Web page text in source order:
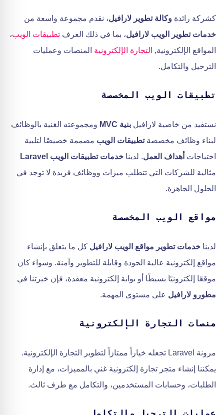
كشركة رائدة وكالة تطوير لارافيل، نقدم مجموعة واسعة من
خدمات تطوير الويب لارافيل، بما في ذلك العرف تطبيقات الويب،
المواقع الإلكترونية, التجارة الإلكترونية المنصات وعمليات
الترحيل والتكامل.
تطبيقات الويب المخصصة
نستفيد من خاصية لارافيل بنية MVC
ومجموعته الغنية بالوظائف
لبناء وظائف مخصصةتطبيقات الويب مصممة خصيصًا لتلبية
احتياجات أهداف العمل. لدينا خدمات تطبيقات الويب Laravel
مثالية للشركات التي تتطلب ميزات ووظائف فريدة لا توجد في
الحلول الجاهزة.
مواقع الويب المخصصة
لدينا خدمات تطوير مواقع الويب لارافيل كل ما يتعلق بإنشاء
مواقع إلكترونية عالية الجودة وقابلة للتطوير وآمنة. وسواء كان
موقعًا إلكترونيًا بسيطًا أو بوابة إلكترونية معقدة، فإن خبرتنا في
مطورو لارافيل على مستوى المهمة.
منصات التجارة الإلكترونية
مرونة Laravel تجعله خياراً ممتازاً لتطوير التجارة الإلكترونية.
يمكننا إنشاء متجر تجارة إلكترونية غني بالمميزات، مع إدارة
الطلبات، وحسابات المستخدمين، والتكامل مع طرف ثالث.